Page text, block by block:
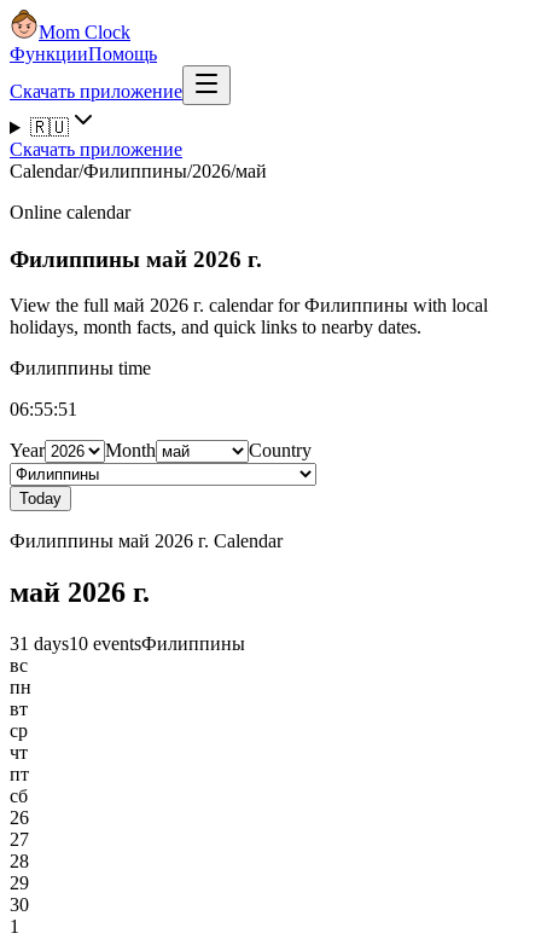
Mom Clock
ФункцииПомощь
Скачать приложение
🇷🇺
Скачать приложение
Calendar/Филиппины/2026/май
Online calendar
Филиппины май 2026 г.
View the full май 2026 г. calendar for Филиппины with local
holidays, month facts, and quick links to nearby dates.
Филиппины time
06:55:52
Year
Month Country
Today
Филиппины май 2026 г. Calendar
май 2026 г.
31 days10 eventsФилиппины
вс
пн
вт
ср
чт
пт
сб
26
27
28
29
30
1